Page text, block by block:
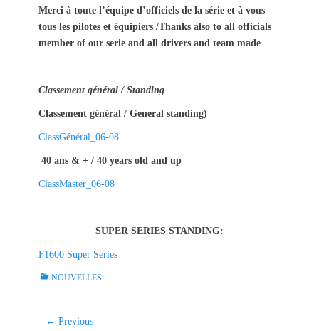
Merci à toute l’équipe d’officiels de la série et à vous
tous les pilotes et équipiers /Thanks also to all officials
member of our serie and all drivers and team made
Classement général / Standing
Classement général / General standing)
ClassGénéral_06-08
40 ans & + / 40 years old and up
ClassMaster_06-08
SUPER SERIES STANDING:
F1600 Super Series
C
NOUVELLES
Navigation
← Previous